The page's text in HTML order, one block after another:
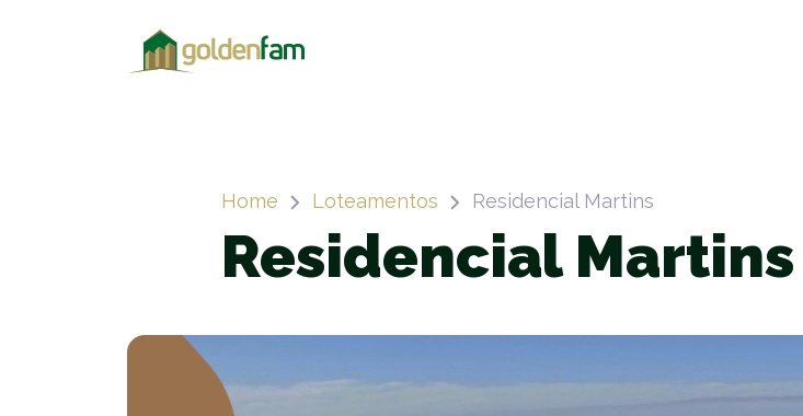
Home Loteamentos Residencial Martins
Residencial Martins